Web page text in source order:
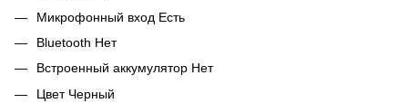
Микрофонный вход Есть
Bluetooth Нет
Встроенный аккумулятор Нет
Цвет Черный